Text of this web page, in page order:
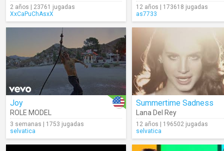
2 años | 23761 jugadas
XxCaPuChAsxX
12 años | 173618 jugadas
as7733
Joy
ROLE MODEL
3 semanas | 1753 jugadas
selvatica
Summertime Sadness
Lana Del Rey
12 años | 196502 jugadas
selvatica